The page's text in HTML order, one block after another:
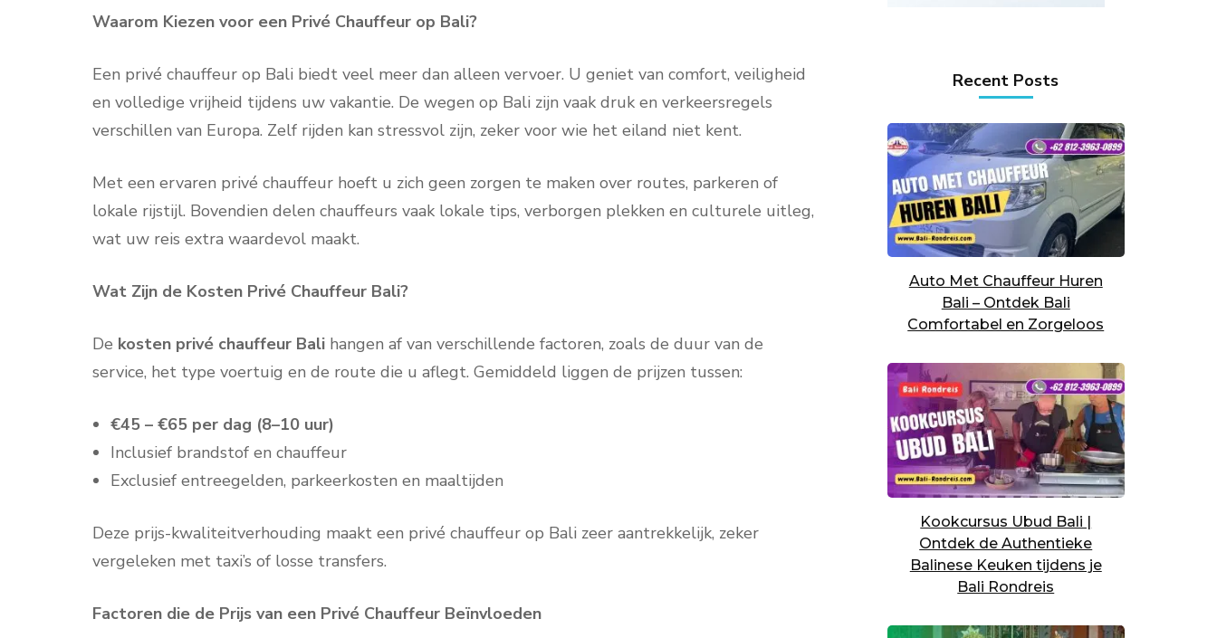
Waarom Kiezen voor een Privé Chauffeur op Bali?
Een privé chauffeur op Bali biedt veel meer dan alleen vervoer. U geniet van comfort, veiligheid
en volledige vrijheid tijdens uw vakantie. De wegen op Bali zijn vaak druk en verkeersregels
verschillen van Europa. Zelf rijden kan stressvol zijn, zeker voor wie het eiland niet kent.
Met een ervaren privé chauffeur hoeft u zich geen zorgen te maken over routes, parkeren of
lokale rijstijl. Bovendien delen chauffeurs vaak lokale tips, verborgen plekken en culturele uitleg,
wat uw reis extra waardevol maakt.
Wat Zijn de Kosten Privé Chauffeur Bali?
De kosten privé chauffeur Bali hangen af van verschillende factoren, zoals de duur van de
service, het type voertuig en de route die u aflegt. Gemiddeld liggen de prijzen tussen:
€45 – €65 per dag (8–10 uur)
Inclusief brandstof en chauffeur
Exclusief entreegelden, parkeerkosten en maaltijden
Deze prijs-kwaliteitverhouding maakt een privé chauffeur op Bali zeer aantrekkelijk, zeker
vergeleken met taxi’s of losse transfers.
Factoren die de Prijs van een Privé Chauffeur Beïnvloeden
Recent Posts
Auto Met Chauffeur Huren
Bali – Ontdek Bali
Comfortabel en Zorgeloos
Kookcursus Ubud Bali |
Ontdek de Authentieke
Balinese Keuken tijdens je
Bali Rondreis